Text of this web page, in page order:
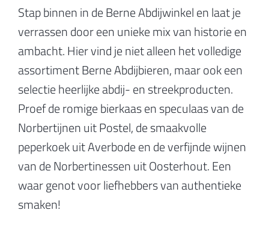
Stap binnen in de Berne Abdijwinkel en laat je
verrassen door een unieke mix van historie en
ambacht. Hier vind je niet alleen het volledige
assortiment Berne Abdijbieren, maar ook een
selectie heerlijke abdij- en streekproducten.
Proef de romige bierkaas en speculaas van de
Norbertijnen uit Postel, de smaakvolle
peperkoek uit Averbode en de verfijnde wijnen
van de Norbertinessen uit Oosterhout. Een
waar genot voor liefhebbers van authentieke
smaken!